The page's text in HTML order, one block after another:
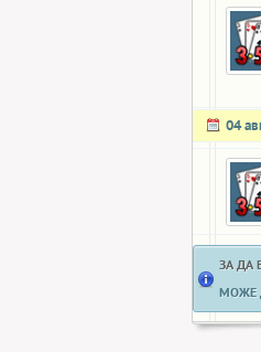
04
ЗА ДА
МОЖЕ